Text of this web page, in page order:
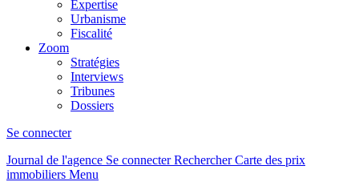
Expertise
Urbanisme
Fiscalité
Zoom
Stratégies
Interviews
Tribunes
Dossiers
Se connecter
Journal de l'agence Se connecterRechercher Carte des prix
immobiliers Menu